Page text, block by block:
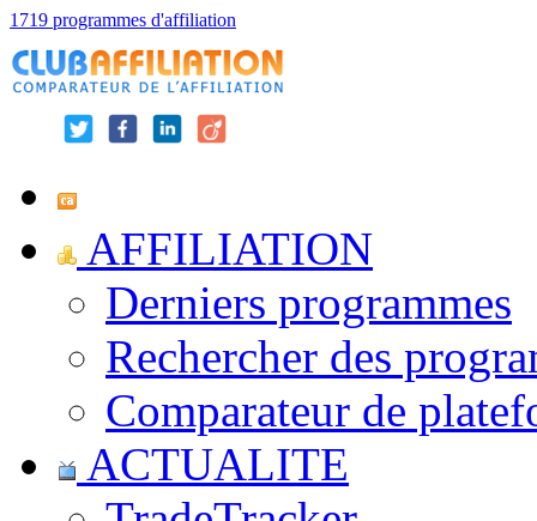
1719 programmes d'affiliation
AFFILIATION
Derniers programmes
Rechercher des
Comparateur de
ACTUALITE